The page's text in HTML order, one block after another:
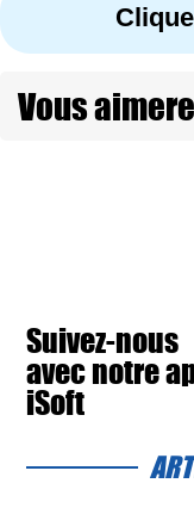
Vous
Suivez-nous
avec notre
iSoft